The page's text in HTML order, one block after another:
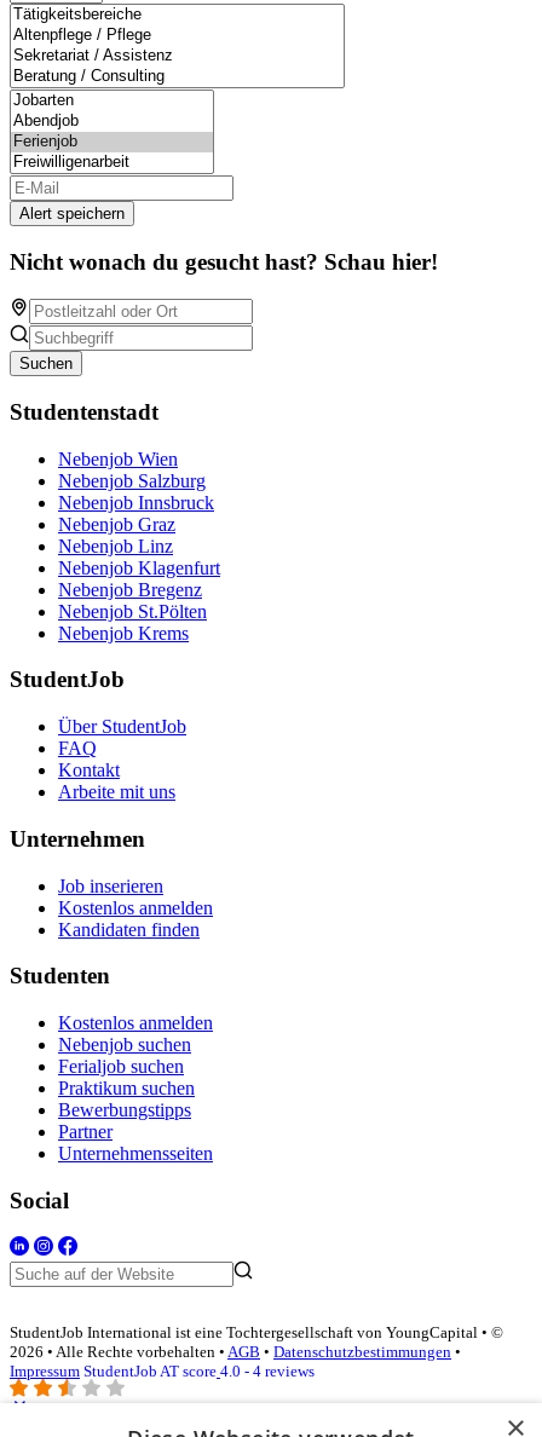
Alert speichern
Nicht wonach du gesucht hast? Schau hier!
Suchen
Studentenstadt
Nebenjob Wien
Nebenjob Salzburg
Nebenjob Innsbruck
Nebenjob Graz
Nebenjob Linz
Nebenjob Klagenfurt
Nebenjob Bregenz
Nebenjob St.Pölten
Nebenjob Krems
StudentJob
Über StudentJob
FAQ
Kontakt
Arbeite mit uns
Unternehmen
Job inserieren
Kostenlos anmelden
Kandidaten finden
Studenten
Kostenlos anmelden
Nebenjob suchen
Ferialjob suchen
Praktikum suchen
Bewerbungstipps
Partner
Unternehmensseiten
Social
StudentJob International ist eine Tochtergesellschaft von YoungCapital • ©
2026 • Alle Rechte vorbehalten • AGB • Datenschutzbestimmungen •
Impressum StudentJob AT score 4.0 - 4 reviews
×